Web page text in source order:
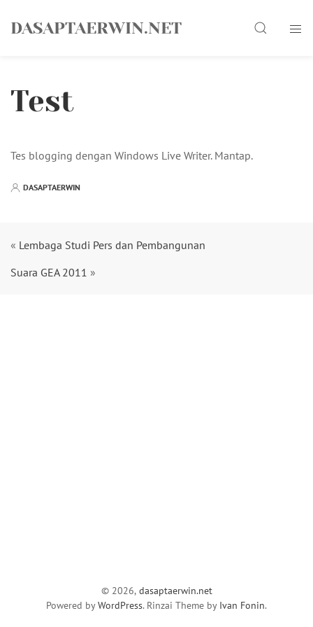
DASAPTAERWIN.NET Search
Test
Tes blogging dengan Windows Live Writer. Mantap.
DASAPTAERWIN
« Lembaga Studi Pers dan Pembangunan
Suara GEA 2011 »
© 2026, dasaptaerwin.net
Powered byWordPress. Rinzai Theme by Ivan Fonin.